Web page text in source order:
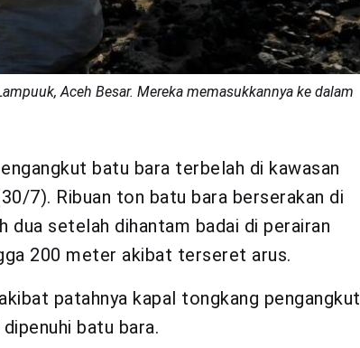
Aceh Besar. Mereka memasukkannya ke dalam
batu bara terbelah di kawasan
7). Ribuan ton batu bara berserakan di
setelah dihantam badai di perairan
200 meter akibat terseret arus.
patahnya kapal tongkang pengangkut
batu bara.